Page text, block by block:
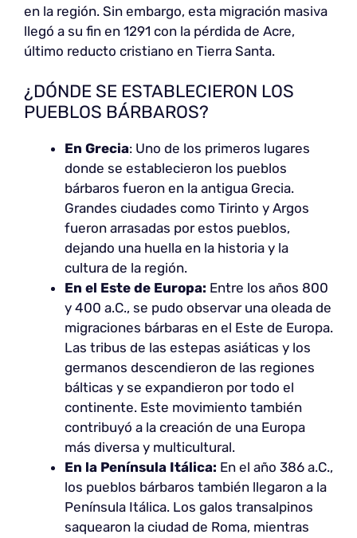
en la región. Sin embargo, esta migración masiva
llegó a su fin en 1291 con la pérdida de Acre,
último reducto cristiano en Tierra Santa.
¿DÓNDE SE ESTABLECIERON LOS
PUEBLOS BÁRBAROS?
En Grecia: Uno de los primeros lugares
donde se establecieron los pueblos
bárbaros fueron en la antigua Grecia.
Grandes ciudades como Tirinto y Argos
fueron arrasadas por estos pueblos,
dejando una huella en la historia y la
cultura de la región.
En el Este de Europa: Entre los años 800
y 400 a.C., se pudo observar una oleada de
migraciones bárbaras en el Este de Europa.
Las tribus de las estepas asiáticas y los
germanos descendieron de las regiones
bálticas y se expandieron por todo el
continente. Este movimiento también
contribuyó a la creación de una Europa
más diversa y multicultural.
En la Península Itálica: En el año 386 a.C.,
los pueblos bárbaros también llegaron a la
Península Itálica. Los galos transalpinos
saquearon la ciudad de Roma, mientras